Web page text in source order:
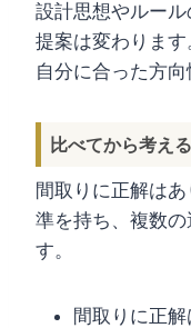
設計思想やルー
提案は変わります
自分に合った方向
比べてから考え
間取りに正解は
準を持ち、複数
す。
間取りに正